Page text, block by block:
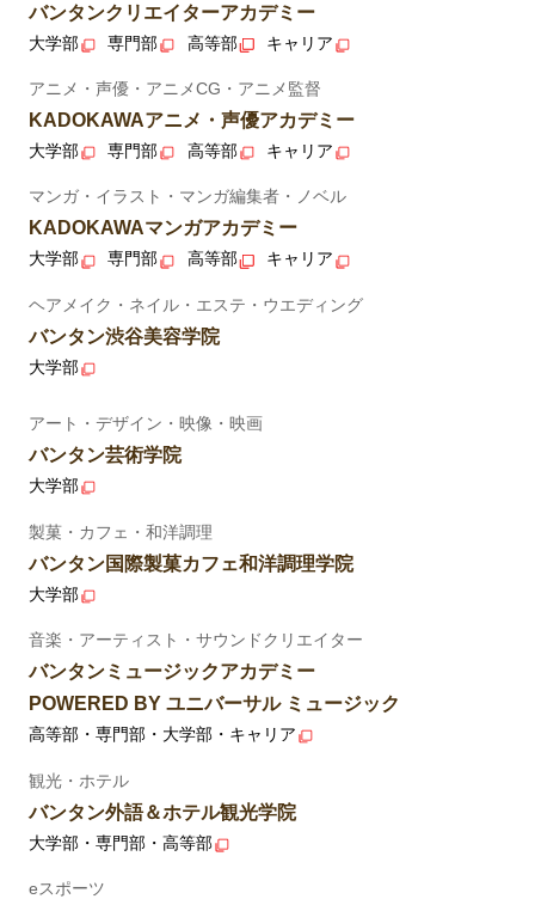
バンタンクリエイターアカデミー
大学部 専門部 高等部 キャリア
アニメ・声優・アニメCG・アニメ監督
KADOKAWAアニメ・声優アカデミー
大学部 専門部 高等部 キャリア
マンガ・イラスト・マンガ編集者・ノベル
KADOKAWAマンガアカデミー
大学部 専門部 高等部 キャリア
ヘアメイク・ネイル・エステ・ウエディング
バンタン渋谷美容学院
大学部
アート・デザイン・映像・映画
バンタン芸術学院
大学部
製菓・カフェ・和洋調理
バンタン国際製菓カフェ和洋調理学院
大学部
音楽・アーティスト・サウンドクリエイター
バンタンミュージックアカデミー
POWERED BY ユニバーサル ミュージック
高等部・専門部・大学部・キャリア
観光・ホテル
バンタン外語＆ホテル観光学院
大学部・専門部・高等部
eスポーツ